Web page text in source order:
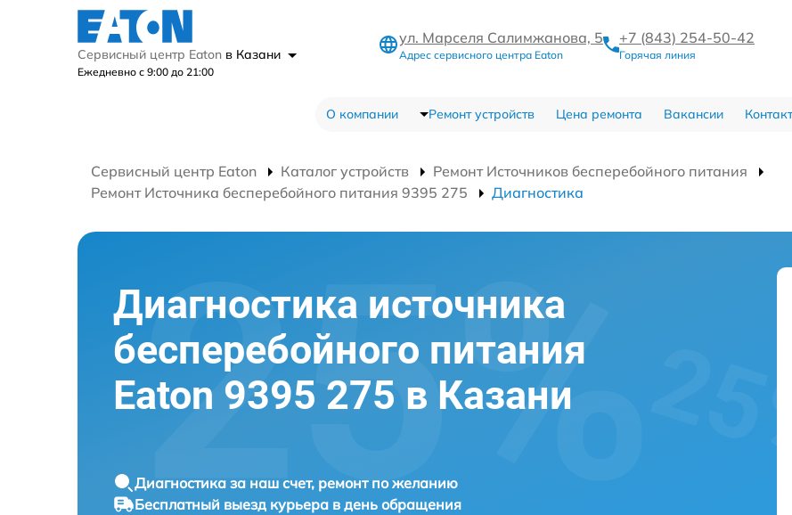
Сервисный центр Eaton в Казани
Ежедневно с 9:00 до 21:00
ул. Марселя Салимжанова, 5
Адрес сервисного центра Eaton
+7 (843) 254-50-42
Горячая линия
О компании Ремонт устройств Цена ремонта Вакансии
Сервисный центр Eaton Каталог устройств
Ремонт Источников бесперебойного питания
Ремонт Источника бесперебойного питания 9395 275
Диагностика
Диагностика источника
бесперебойного питания
Eaton 9395 275 в Казани
Диагностика за наш счет, ремонт по желанию
Бесплатный выезд курьера в день обращения